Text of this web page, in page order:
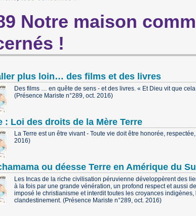
Notre maison
!
plus loin… des films et des livres
Des films … en quête de sens - et des livres. « Et Dieu vit que
(Présence Mariste n°289, oct. 2016)
: Loi des droits de la Mère Terre
La Terre est un être vivant - Toute vie doit être honorée,
2016)
ou déesse Terre en Amérique du
Les Incas de la riche civilisation péruvienne développèrent des
à la fois par une grande vénération, un profond respect et aussi
imposé le christianisme et interdit toutes les croyances
clandestinement. (Présence Mariste n°289, oct. 2016)